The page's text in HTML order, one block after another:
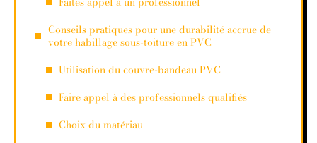
Conseils pratiques pour une durabilité accrue de
votre habillage sous-toiture en PVC
Utilisation du couvre-bandeau PVC
Faire appel à des professionnels qualifiés
Choix du matériau